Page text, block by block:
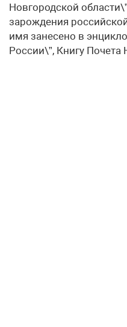
Новгородской
зарождения
имя занесено в
России\”, Книгу Почета